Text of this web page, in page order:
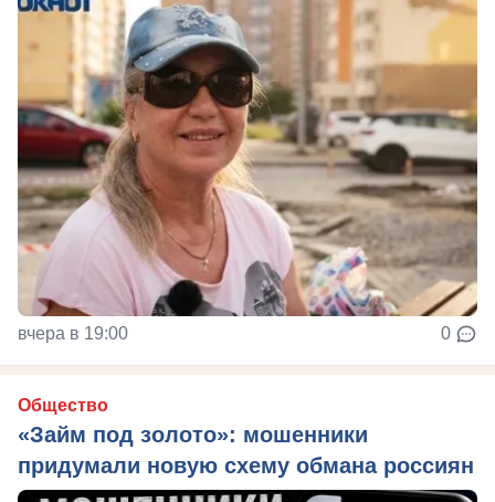
вчера в 19:00 0
Общество
«Займ под золото»: мошенники
придумали новую схему обмана россиян